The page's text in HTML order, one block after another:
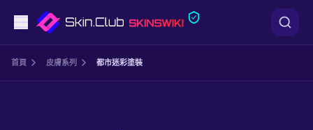
手槍
首頁 皮膚系列 都市迷彩塗裝